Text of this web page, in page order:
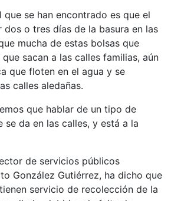
que se han encontrado es que el
dos o tres días de la basura en las
mucha de estas bolsas que
sacan a las calles familias, aún
que floten en el agua y se
calles aledañas.
que hablar de un tipo de
se da en las calles, y está a la
de servicios públicos
González Gutiérrez, ha dicho que
servicio de recolección de la